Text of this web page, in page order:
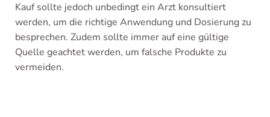
Kauf sollte jedoch unbedingt ein Arzt konsultiert
werden, um die richtige Anwendung und Dosierung zu
besprechen. Zudem sollte immer auf eine gültige
Quelle geachtet werden, um falsche Produkte zu
vermeiden.